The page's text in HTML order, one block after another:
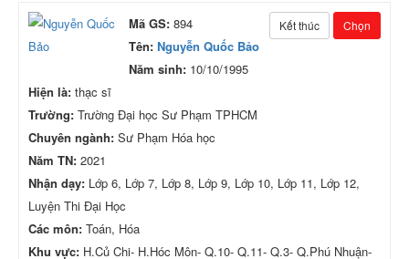
Kết thúc Chọn
Mã GS: 894
Tên: Nguyễn Quốc Bảo
Năm sinh: 10/10/1995
Hiện là: thạc sĩ
Trường: Trường Đại học Sư Phạm TPHCM
Chuyên ngành: Sư Phạm Hóa học
Năm TN: 2021
Nhận dạy: Lớp 6, Lớp 7, Lớp 8, Lớp 9, Lớp 10, Lớp 11, Lớp 12,
Luyện Thi Đại Học
Các môn: Toán, Hóa
Khu vực: H.Củ Chi- H.Hóc Môn- Q.10- Q.11- Q.3- Q.Phú Nhuận-